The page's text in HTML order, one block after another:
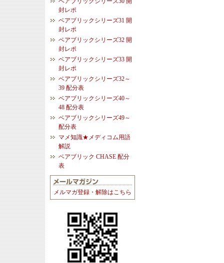
封レポ
ベアブリックシリーズ31 開
封レポ
ベアブリックシリーズ32 開
封レポ
ベアブリックシリーズ33 開
封レポ
ベアブリックシリーズ32～
39 配分表
ベアブリックシリーズ40～
48 配分表
ベアブリックシリーズ49～
配分表
マメ知識★メディコム用語
解説
ベアブリック CHASE 配分
表
メルマガ登録・解除はこちら